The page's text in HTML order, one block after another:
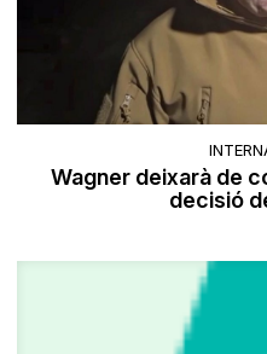
Wagner deixarà de
decisió